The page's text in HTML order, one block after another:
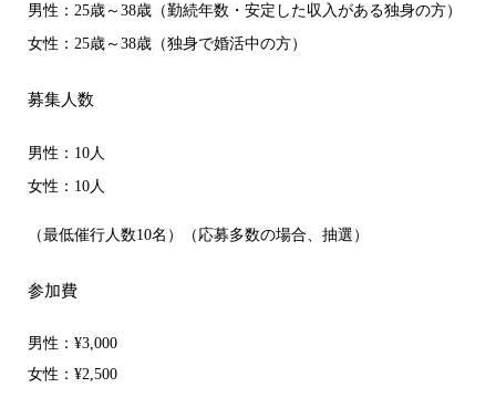
男性：25歳～38歳（勤続年数・安定した収入がある独身の方）
女性：25歳～38歳（独身で婚活中の方）
募集人数
男性：10人
女性：10人
（最低催行人数10名）（応募多数の場合、抽選）
参加費
男性： ¥3,000
女性： ¥2,500